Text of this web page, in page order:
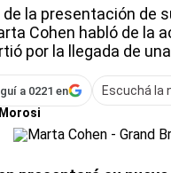
de la presentación de
Cohen habló de la
por la llegada de
a 0221 en
Escuchá la